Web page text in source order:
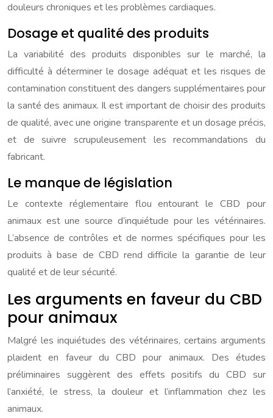
douleurs chroniques et les problèmes cardiaques.
Dosage et qualité des produits
La variabilité des produits disponibles sur le marché, la
difficulté à déterminer le dosage adéquat et les risques de
contamination constituent des dangers supplémentaires pour
la santé des animaux. Il est important de choisir des produits
de qualité, avec une origine transparente et un dosage précis,
et de suivre scrupuleusement les recommandations du
fabricant.
Le manque de législation
Le contexte réglementaire flou entourant le CBD pour
animaux est une source d’inquiétude pour les vétérinaires.
L’absence de contrôles et de normes spécifiques pour les
produits à base de CBD rend difficile la garantie de leur
qualité et de leur sécurité.
Les arguments en faveur du CBD
pour animaux
Malgré les inquiétudes des vétérinaires, certains arguments
plaident en faveur du CBD pour animaux. Des études
préliminaires suggèrent des effets positifs du CBD sur
l’anxiété, le stress, la douleur et l’inflammation chez les
animaux.